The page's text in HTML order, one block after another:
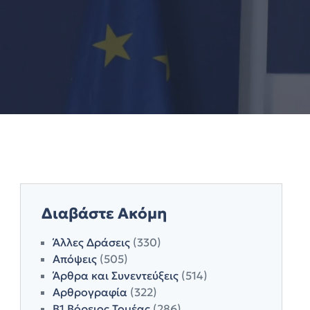
Διαβάστε Ακόμη
Άλλες Δράσεις(330)
Απόψεις(505)
Άρθρα και Συνεντεύξεις(514)
Αρθρογραφία(322)